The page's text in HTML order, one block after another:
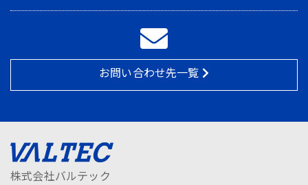
お問い合わせ先一覧
株式会社バルテック